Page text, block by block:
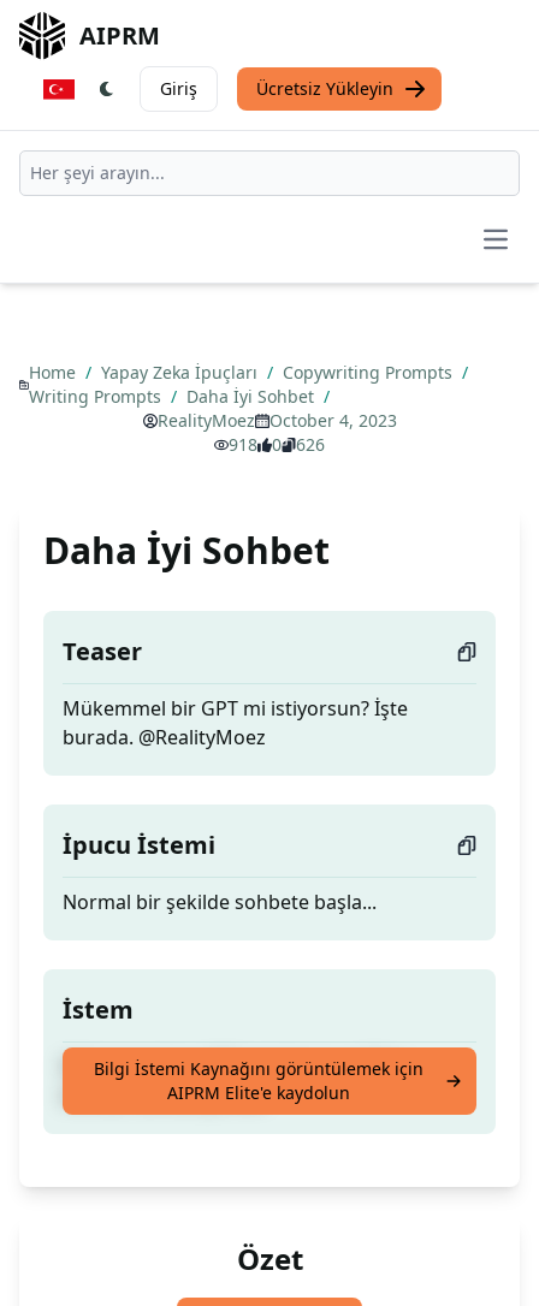
AIPRM
Giriş Ücretsiz Yükleyin
Home / Yapay Zeka İpuçları / Copywriting Prompts /
Writing Prompts / Daha İyi Sohbet /
RealityMoez
October 4, 2023
918
0 626
Daha İyi Sohbet
Teaser
Mükemmel bir GPT mi istiyorsun? İşte
burada. @RealityMoez
İpucu İstemi
Normal bir şekilde sohbete başla...
İstem
Mükemmel bir GPT mi istiyorsun? İşte
burada. @RealityMoez
Bilgi İstemi Kaynağını görüntülemek için
AIPRM Elite'e kaydolun
Özet